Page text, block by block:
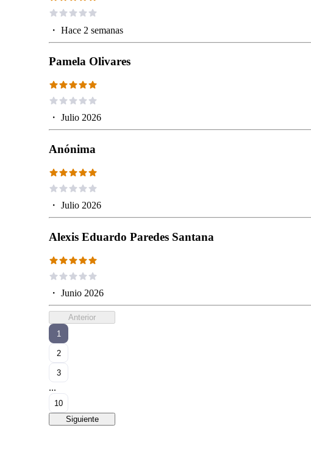
・ Hace 2 semanas
Pamela Olivares
・ Julio 2026
Anónima
・ Julio 2026
Alexis Eduardo Paredes Santana
・ Junio 2026
Anterior
1
2
3
...
10
Siguiente